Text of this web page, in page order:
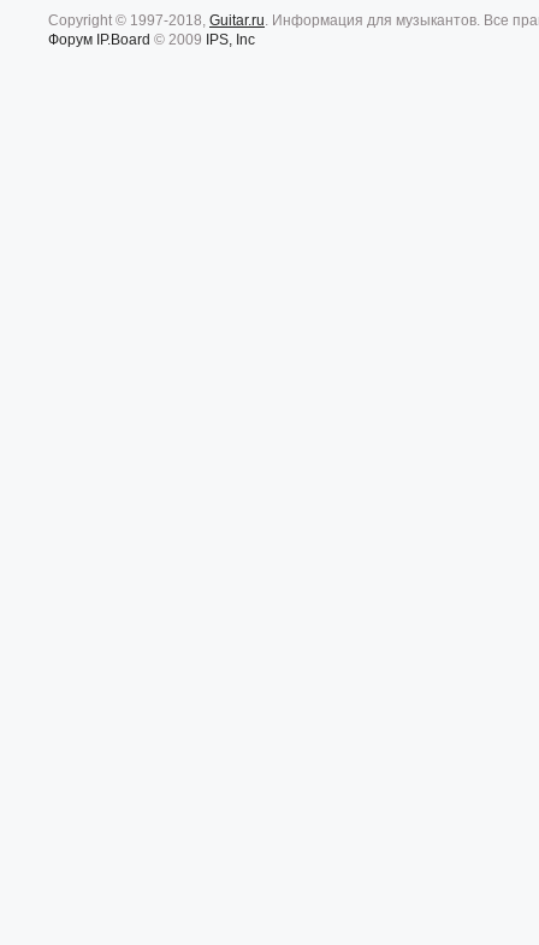
Copyright © 1997-2018, Guitar.ru. Информация для музыкантов. Все
Форум IP.Board © 2009 IPS, Inc